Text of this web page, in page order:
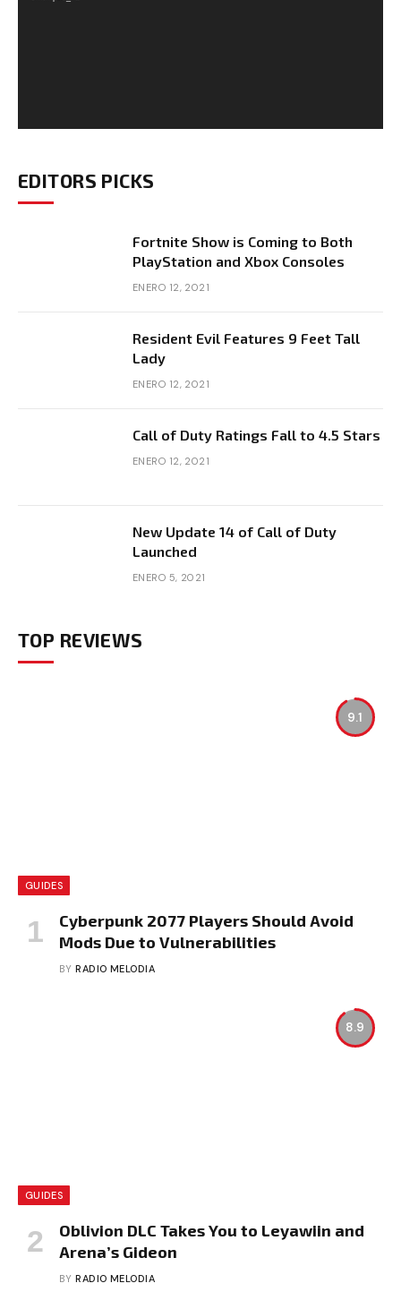
EDITORS PICKS
Fortnite Show is Coming to Both
PlayStation and Xbox Consoles
ENERO 12, 2021
Resident Evil Features 9 Feet Tall
Lady
ENERO 12, 2021
Call of Duty Ratings Fall to 4.5 Stars
ENERO 12, 2021
New Update 14 of Call of Duty
Launched
ENERO 5, 2021
TOP REVIEWS
9.1
GUIDES
Cyberpunk 2077 Players Should Avoid
Mods Due to Vulnerabilities
BY RADIO MELODIA
8.9
GUIDES
Oblivion DLC Takes You to Leyawiin and
Arena’s Gideon
BY RADIO MELODIA